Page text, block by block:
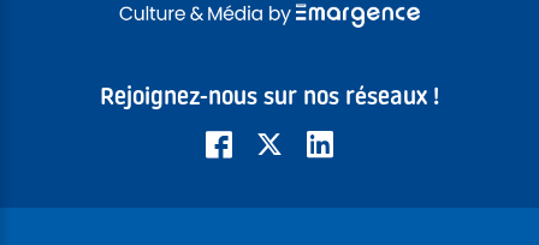
Rejoignez-nous sur nos réseaux !